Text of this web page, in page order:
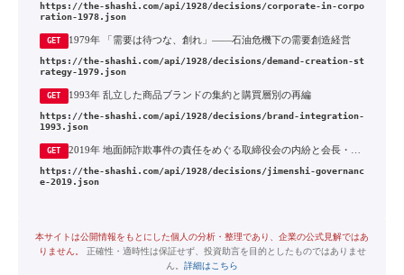
https://the-shashi.com/api/1928/decisions/corporate-in-corpo
ration-1978.json
GET 1979年 「需要は待つな、創れ」——石油危機下の需要創造経営
https://the-shashi.com/api/1928/decisions/demand-creation-st
rategy-1979.json
GET 1993年 乱立した商品ブランドの集約と購買層別の再編
https://the-shashi.com/api/1928/decisions/brand-integration-
1993.json
GET
https://the-shashi.com/api/1928/decisions/jimenshi-governanc
e-2019.json
本サイトは公開情報をもとにした個人の分析・整理であり、企業の公式見解ではあ
りません。
正確性・適時性は保証せず、投資助言を目的としたものではありませ
ん。 詳細はこちら